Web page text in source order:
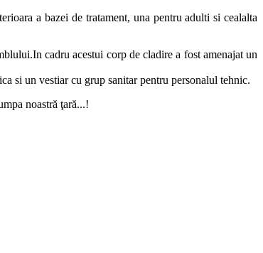
a bazei de tratament, una pentru adulti si cealalta
cadru acestui corp de cladire a fost amenajat un
si un vestiar cu grup sanitar pentru personalul tehnic.
noastră ţară...!